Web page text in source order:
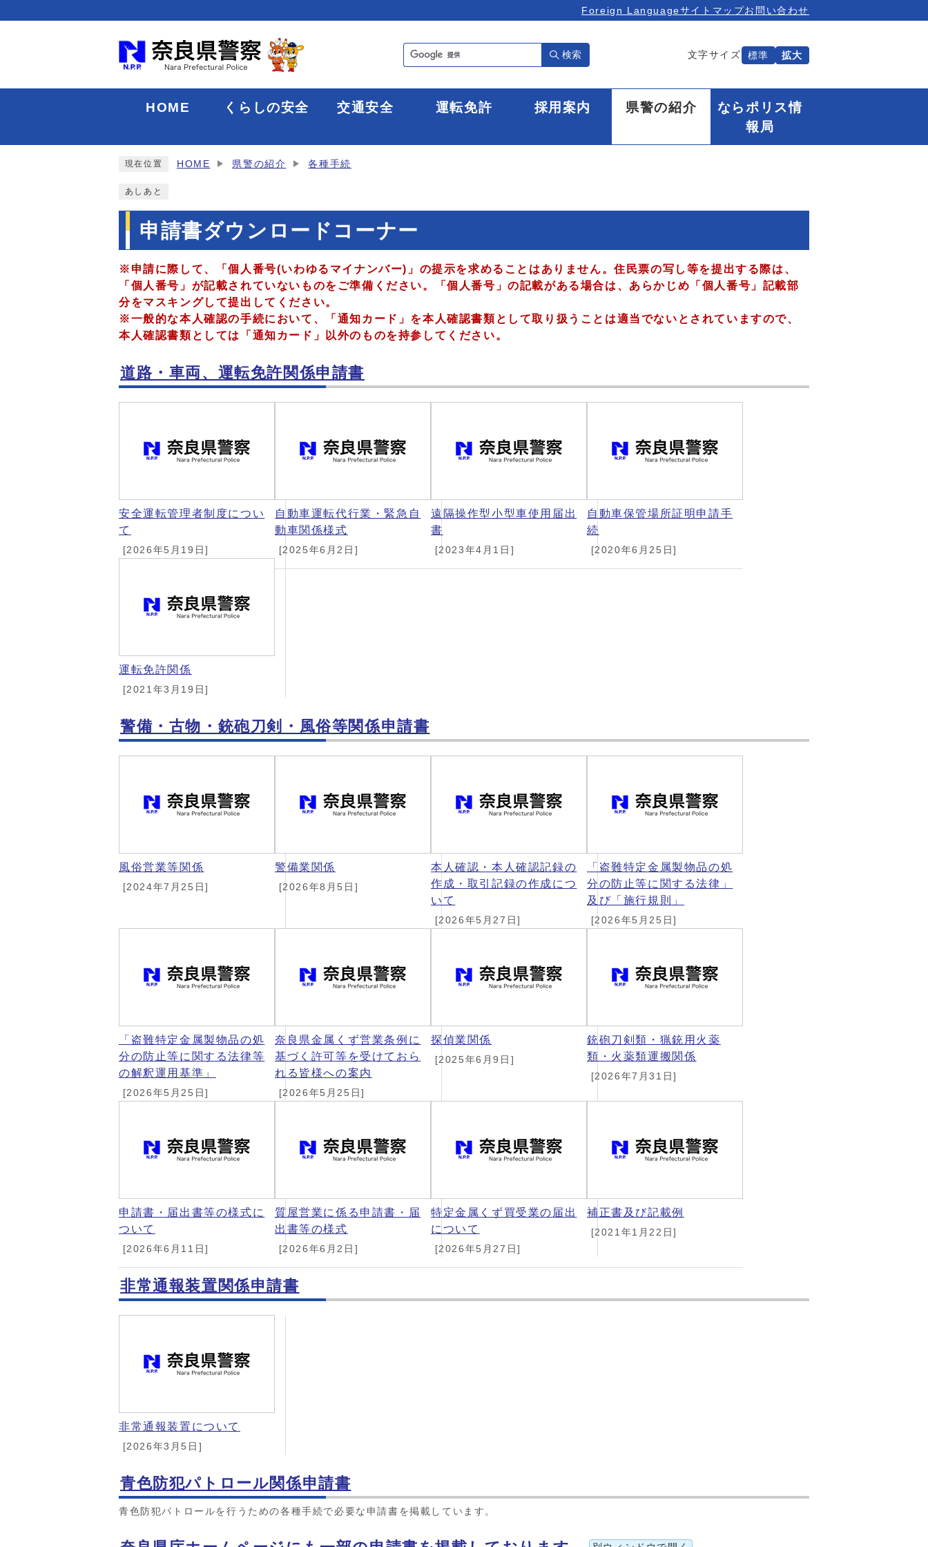
Foreign Languageサイトマップお問い合わせ
検索 文字サイズ 標準 拡大
HOME くらしの安全 交通安全 運転免許 採用案内 県警の紹介
ならポリス情
報局
現在位置 HOME 県警の紹介 各種手続
あしあと
申請書ダウンロードコーナー
※申請に際して、「個人番号(いわゆるマイナンバー)」の提示を求めることはありません。住民票の写し等を提出する際は、
「個人番号」が記載されていないものをご準備ください。「個人番号」の記載がある場合は、あらかじめ「個人番号」記載部
分をマスキングして提出してください。
※一般的な本人確認の手続において、「通知カード」を本人確認書類として取り扱うことは適当でないとされていますので、
本人確認書類としては「通知カード」以外のものを持参してください。
メインメニュー
道路・車両、運転免許関係申請書
安全運転管理者制度につい
て
[2026年5月19日]
自動車運転代行業・緊急自
動車関係様式
[2025年6月2日]
遠隔操作型小型車使用届出
書
[2023年4月1日]
自動車保管場所証明申請手
続
[2020年6月25日]
運転免許関係
[2021年3月19日]
警備・古物・銃砲刀剣・風俗等関係申請書
風俗営業等関係
[2024年7月25日]
警備業関係
[2026年8月5日]
本人確認・本人確認記録の
作成・取引記録の作成につ
いて
[2026年5月27日]
「盗難特定金属製物品の処
分の防止等に関する法律」
及び「施行規則」
[2026年5月25日]
「盗難特定金属製物品の処
分の防止等に関する法律等
の解釈運用基準」
[2026年5月25日]
奈良県金属くず営業条例に
基づく許可等を受けておら
れる皆様への案内
[2026年5月25日]
探偵業関係
[2025年6月9日]
銃砲刀剣類・猟銃用火薬
類・火薬類運搬関係
[2026年7月31日]
申請書・届出書等の様式に
ついて
[2026年6月11日]
質屋営業に係る申請書・届
出書等の様式
[2026年6月2日]
特定金属くず買受業の届出
について
[2026年5月27日]
補正書及び記載例
[2021年1月22日]
非常通報装置関係申請書
非常通報装置について
[2026年3月5日]
青色防犯パトロール関係申請書
青色防犯パトロールを行うための各種手続で必要な申請書を掲載しています。